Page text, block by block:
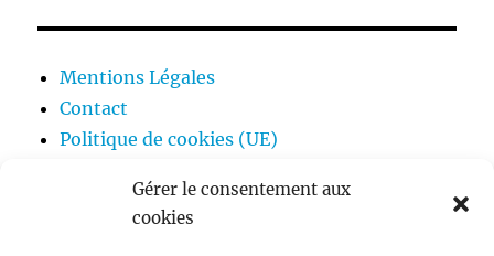
Gérer le consentement aux
cookies
Mentions Légales
Contact
Politique de cookies (UE)